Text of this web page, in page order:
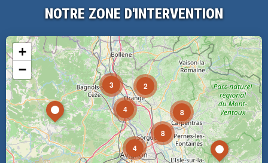
NOTRE ZONE D'INTERVENTION
3 2
4
4
8
8
+
−